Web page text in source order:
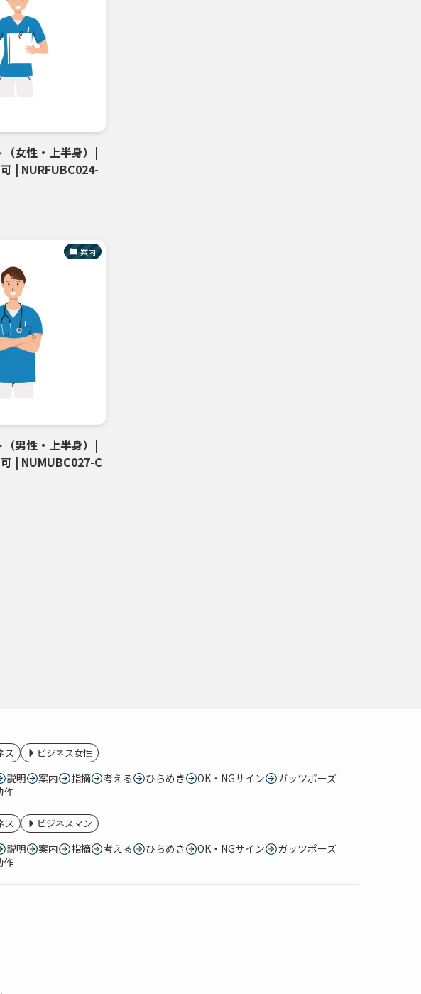
女性・上半身）|
| NURFUBC024-
案内
男性・上半身）|
| NUMUBC027-C
ス ビジネス女性
説明 案内 指摘 考える ひらめき OK・NGサイン
ガッツポーズ
作
ス ビジネスマン
説明 案内 指摘 考える ひらめき OK・NGサイン
ガッツポーズ
作